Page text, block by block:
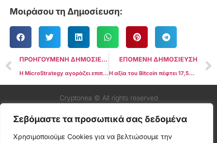
Σεβόμαστε τα προσωπικά σας δεδομένα
Χρησιμοποιούμε Cookies για να βελτιώσουμε την
Μοιράσου τη Δημοσίευση:
ΠΡΟΗΓΟΥΜΕΝΗ ΔΗΜΟΣΙΕΥΣΗ
Η MicroStrategy αγοράζει επιπλέον 9.245 Bitcoin για 623 εκατομμύρια δολάρια
ΕΠΟΜΕΝΗ ΔΗΜΟΣΙΕΥΣΗ
Η αξία του Bitcoin πέφτει 17,5% καθώς οι εβδομαδιαίες εκροές από τα ETF του Bitcoin πλησιάζουν τα 500 εκατομμύρια δολάρια
Cryptonea © All rights reserved